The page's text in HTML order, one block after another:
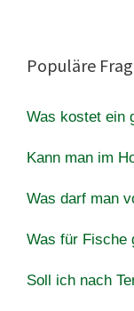
Populäre
Was kostet ein
Kann man im
Was darf man
Was für Fische
Soll ich nach